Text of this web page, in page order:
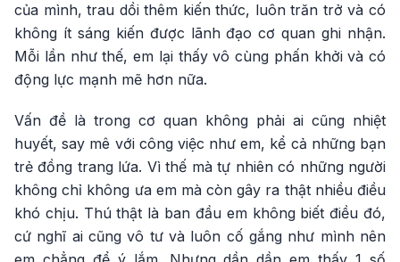
của mình, trau dồi thêm kiến thức, luôn trăn trở và có
không ít sáng kiến được lãnh đạo cơ quan ghi nhận.
Mỗi lần như thế, em lại thấy vô cùng phấn khởi và có
động lực mạnh mẽ hơn nữa.
Vấn đề là trong cơ quan không phải ai cũng nhiệt
huyết, say mê với công việc như em, kể cả những bạn
trẻ đồng trang lứa. Vì thế mà tự nhiên có những người
không chỉ không ưa em mà còn gây ra thật nhiều điều
khó chịu. Thú thật là ban đầu em không biết điều đó,
cứ nghĩ ai cũng vô tư và luôn cố gắng như mình nên